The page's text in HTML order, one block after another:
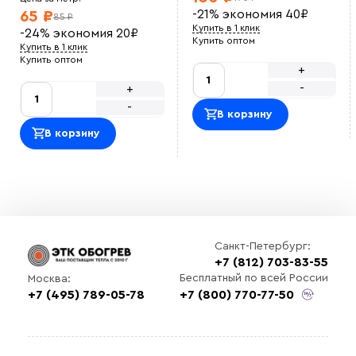
Приятно сотрудничать. Закупали кабель для
производственной зоны, по документам все в
порядке и в срок.
Василий М
ОТличный саморег , покупался на отрез , адекватная
цена.<br> Использовали для обогрева емкости с
водой зимой, на производстве<br>
Оставить отзыв
Выберите
файл
85 ₽
65 ₽
-24% экономия 20₽
Купить в 1 клик
Купить оптом
-
+
В корзину
-21% экономия 40₽
Купить в 1 клик
Купить оптом
-
+
В корзину
Санкт-Петербург:
+7 (812) 703-83-55
Москва:
+7 (495) 789-05-78
Бесплатный по всей России
+7 (800) 770-77-50